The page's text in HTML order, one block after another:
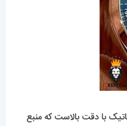
با دقت بالاست که منبع